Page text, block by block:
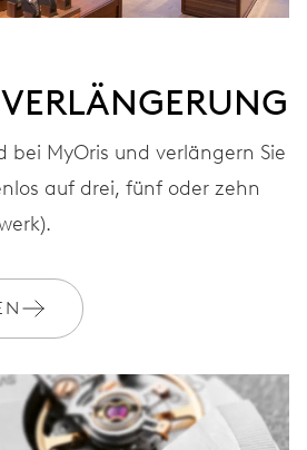
Grau
Leder
und verlängern Sie Ihre Garantie
bei MyOris und verlängern Sie
auf drei, fünf oder zehn